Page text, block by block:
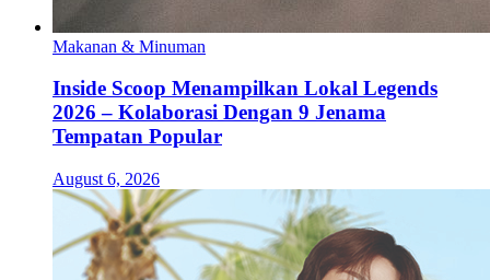
Makanan & Minuman
Inside Scoop Menampilkan Lokal Legends
2026 – Kolaborasi Dengan 9 Jenama
Tempatan Popular
August 6, 2026